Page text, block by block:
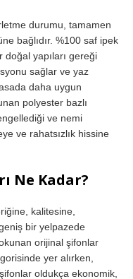
durumu, tamamen
bağlıdır. %100 saf ipek
yapıları gereği
sağlar ve yaz
daha uygun
polyester bazlı
ve nemi
ve rahatsızlık hissine
Ne Kadar?
kalitesine,
bir yelpazede
orijinal şifonlar
yer alırken,
oldukça ekonomik,